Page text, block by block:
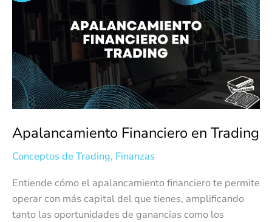
Apalancamiento Financiero en Trading
Conceptos de Trading, Finanzas
Entiende cómo el apalancamiento financiero te permite
operar con más capital del que tienes, amplificando
tanto las oportunidades de ganancias como los